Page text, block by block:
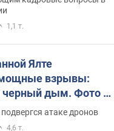
1,1 т.
Ялте
взрывы:
черный дым. Фото и
атаке дронов
4,6 т.